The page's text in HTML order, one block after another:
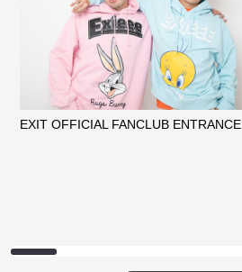
EXIT OFFICIAL FANCLUB ENTRANCE